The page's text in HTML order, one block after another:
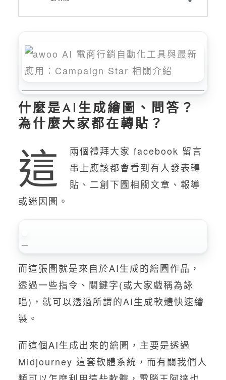
什麼是AI生成繪圖、問答？
為什麼大家都在轉貼？
這
兩個禮拜大家 facebook 留言
串上應該都會看到有人發表轉
貼、二創下圖相關文章、報導
或迷因圖。
而這張圖就是來自於AI生成的繪圖作品，
透過一些指令、關鍵字(或大家戲稱為詠
唱)，就可以透過所謂的AI生成軟體快速繪
製。
而這個AI生成出來的繪圖，主要是透過
Midjourney 這套軟體系統，而有關我們人